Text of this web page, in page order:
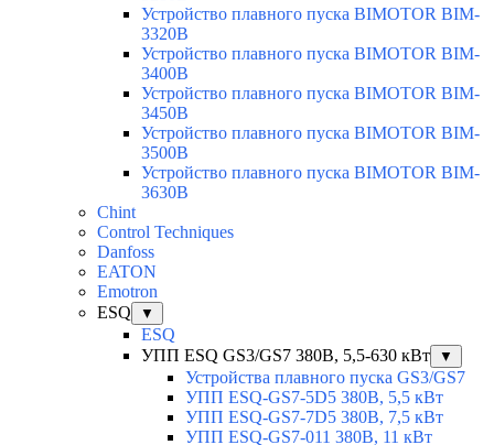
Устройство плавного пуска BIMOTOR BIM-
3320B
Устройство плавного пуска BIMOTOR BIM-
3400B
Устройство плавного пуска BIMOTOR BIM-
3450B
Устройство плавного пуска BIMOTOR BIM-
3500B
Устройство плавного пуска BIMOTOR BIM-
3630B
Chint
Control Techniques
Danfoss
EATON
Emotron
ESQ
▼
ESQ
УПП ESQ GS3/GS7 380В, 5,5-630 кВт
▼
Устройства плавного пуска GS3/GS7
УПП ESQ-GS7-5D5 380В, 5,5 кВт
УПП ESQ-GS7-7D5 380В, 7,5 кВт
УПП ESQ-GS7-011 380В, 11 кВт